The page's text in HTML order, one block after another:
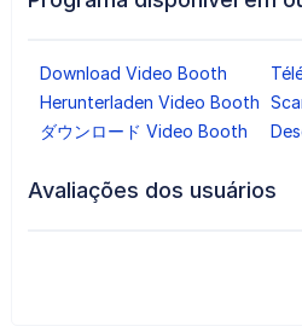
Download Video Booth
Herunterladen Video Booth
ダウンロード Video Booth
Avaliações dos usuários